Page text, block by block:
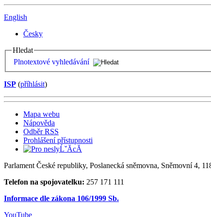
English
Česky
Hledat
Plnotextové vyhledávání
ISP (příhlásit)
Mapa webu
Nápověda
Odběr RSS
Prohlášení přístupnosti
Parlament České republiky, Poslanecká sněmovna, Sněmovní 4,
Telefon na spojovatelku: 257 171 111
Informace dle zákona 106/1999 Sb.
YouTube